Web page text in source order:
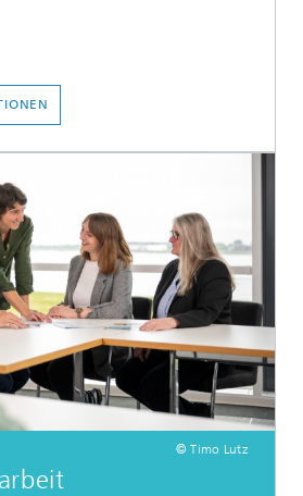
© Timo Lutz